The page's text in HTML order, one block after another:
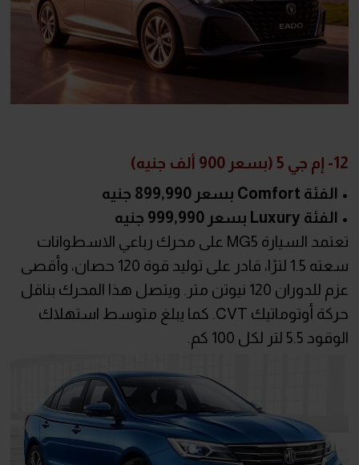
12- إم جي 5 (بسعر 900 ألف جنيه)
• الفئة Comfort بسعر 899,990 جنيه
• الفئة Luxury بسعر 999,990 جنيه
تعتمد السيارة MG5 على محرك رباعي الاسطوانات
سعته 1.5 لترًا، قادر على توليد قوة 120 حصان، وأقصى
عزم للدوران 120 نيوتن متر. ويتصل هذا المحرك بناقل
حركة أوتوماتيك CVT. كما يبلغ متوسط استهلاك
الوقود 5.5 لتر لكل 100 كم.